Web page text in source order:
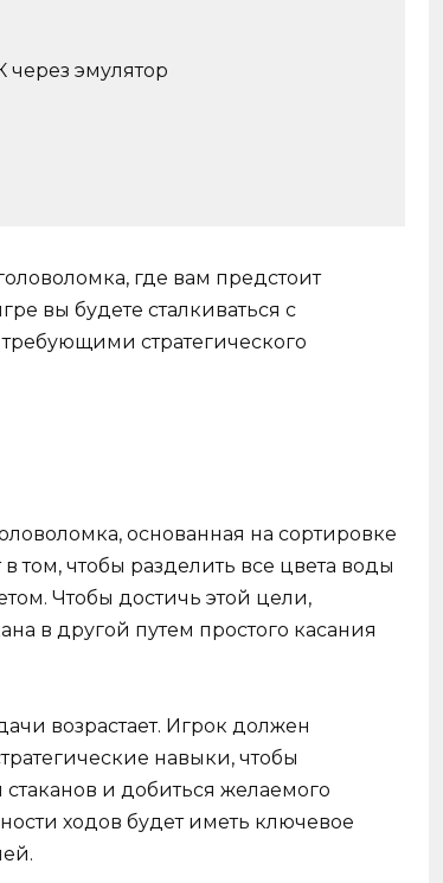
через эмулятор
где вам предстоит
вы будете сталкиваться с
стратегического
основанная на сортировке
том, чтобы разделить все цвета воды
Чтобы достичь этой цели,
в другой путем простого касания
возрастает. Игрок должен
навыки, чтобы
и добиться желаемого
ходов будет иметь ключевое